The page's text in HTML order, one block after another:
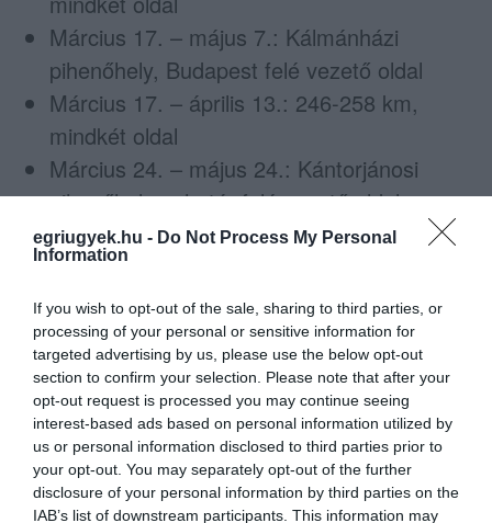
egriugyek.hu - Do Not Process My Personal
Information
If you wish to opt-out of the sale, sharing to third parties, or
processing of your personal or sensitive information for
targeted advertising by us, please use the below opt-out
section to confirm your selection. Please note that after your
opt-out request is processed you may continue seeing
interest-based ads based on personal information utilized by
us or personal information disclosed to third parties prior to
your opt-out. You may separately opt-out of the further
disclosure of your personal information by third parties on the
IAB’s list of downstream participants. This information may
Március 17. – május 7.: Kálmánházi
pihenőhely, Budapest felé vezető oldal
Március 17. – április 13.: 246-258 km,
mindkét oldal
Március 24. – május 24.: Kántorjánosi
pihenőhely, a határ felé vezető oldal
A felújítás idején a munkaterületeknél
60 km/h
szakaszokon sávlezárások, sávelhúzások,
valamint torlódások is várhatók. Bizonyos
helyeken terelőutakra irányíthatják a forgalmat.
Az MKIF korábban jelezte, hogy 2025-ben az
M3, M7, M1 és M35 autópályákon lesz a
legtöbb munkálat, emellett további hét